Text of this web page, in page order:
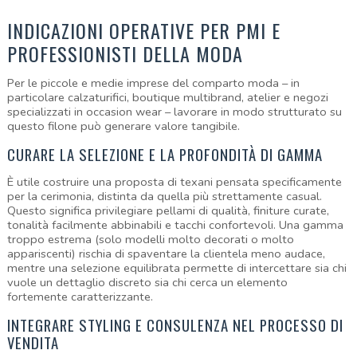
INDICAZIONI OPERATIVE PER PMI E
PROFESSIONISTI DELLA MODA
Per le piccole e medie imprese del comparto moda – in
particolare calzaturifici, boutique multibrand, atelier e negozi
specializzati in occasion wear – lavorare in modo strutturato su
questo filone può generare valore tangibile.
CURARE LA SELEZIONE E LA PROFONDITÀ DI GAMMA
È utile costruire una proposta di texani pensata specificamente
per la cerimonia, distinta da quella più strettamente casual.
Questo significa privilegiare pellami di qualità, finiture curate,
tonalità facilmente abbinabili e tacchi confortevoli. Una gamma
troppo estrema (solo modelli molto decorati o molto
appariscenti) rischia di spaventare la clientela meno audace,
mentre una selezione equilibrata permette di intercettare sia chi
vuole un dettaglio discreto sia chi cerca un elemento
fortemente caratterizzante.
INTEGRARE STYLING E CONSULENZA NEL PROCESSO DI
VENDITA